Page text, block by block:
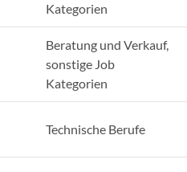
Kategorien
Beratung und Verkauf,
sonstige Job
Kategorien
Technische Berufe